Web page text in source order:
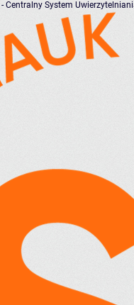
- Centralny System